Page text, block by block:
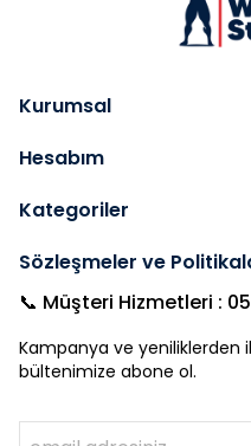
Kurumsal
Hesabım
Kategoriler
Sözleşmeler ve
📞 Müşteri Hizmetleri :
Kampanya ve yeniliklerden
bültenimize abone ol.